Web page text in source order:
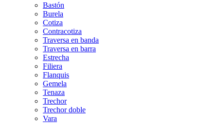
Bastón
Burela
Cotiza
Contracotiza
Traversa en banda
Traversa en barra
Estrecha
Filiera
Flanquis
Gemela
Tenaza
Trechor
Trechor doble
Vara